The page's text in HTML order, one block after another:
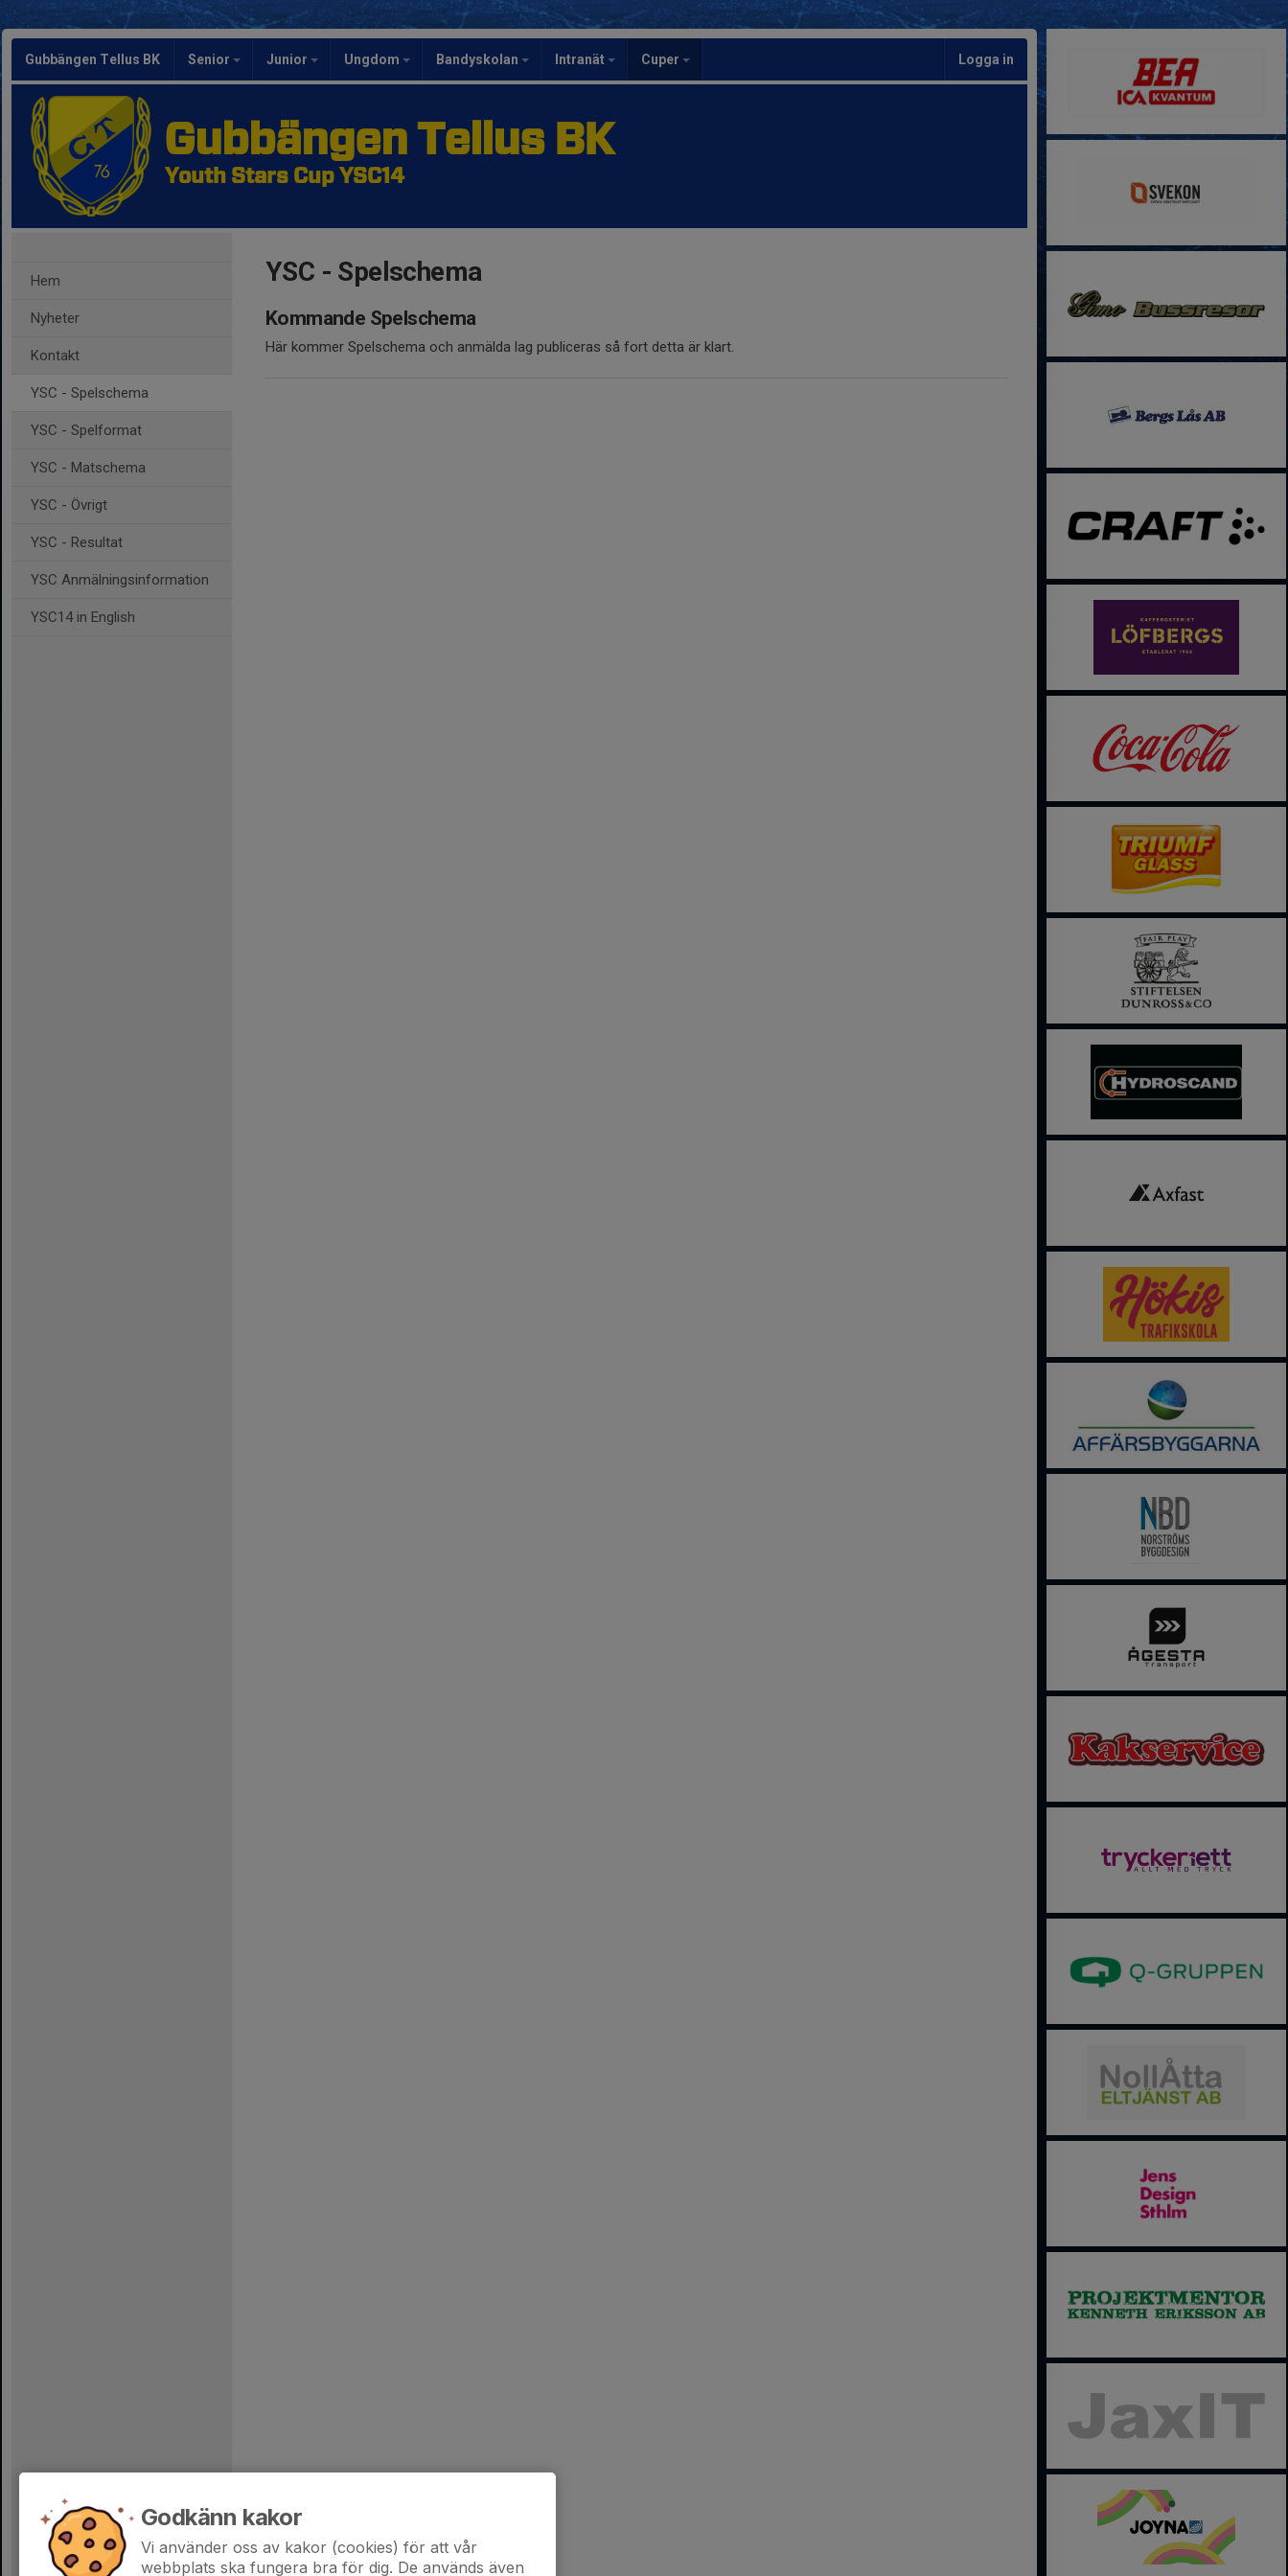
Gubbängen Tellus BK Senior Junior Ungdom Bandyskolan Intranät Cuper Logga in
Gubbängen Tellus BK
Youth Stars Cup YSC14
Hem
Nyheter
Kontakt
YSC - Spelschema
YSC - Spelformat
YSC - Matschema
YSC - Övrigt
YSC - Resultat
YSC Anmälningsinformation
YSC14 in English
YSC - Spelschema
Kommande Spelschema
Här kommer Spelschema och anmälda lag publiceras så fort detta är klart.
Godkänn kakor
Vi använder oss av kakor (cookies) för att vår
webbplats ska fungera bra för dig. De används även